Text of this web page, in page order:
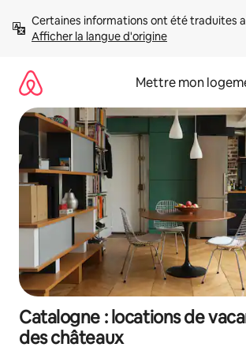
directement
Afficher la langue d'origine
Mettre mon
Catalogne : locations de
des châteaux